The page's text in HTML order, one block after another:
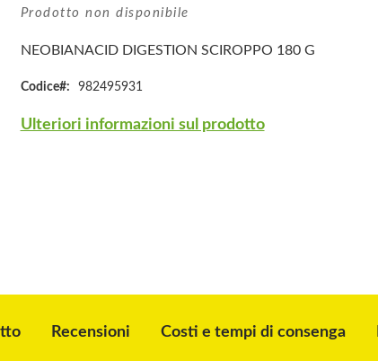
Prodotto non disponibile
NEOBIANACID DIGESTION SCIROPPO 180 G
Codice 982495931
Ulteriori informazioni sul prodotto
Recensioni Costi e tempi di consenga